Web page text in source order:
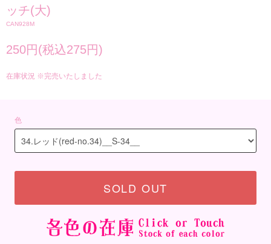
ッチ(大)
CAN928M
250円(税込275円)
在庫状況 ※完売いたしました
色
SOLD OUT